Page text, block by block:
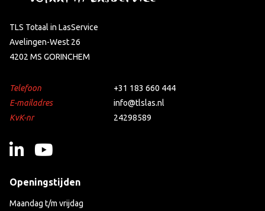
TLS Totaal in LasService
Avelingen-West 26
4202 MS GORINCHEM
Telefoon
+31 183 660 444
E-mailadres
info@tlslas.nl
KvK-nr
24298589
Openingstijden
Maandag t/m vrijdag